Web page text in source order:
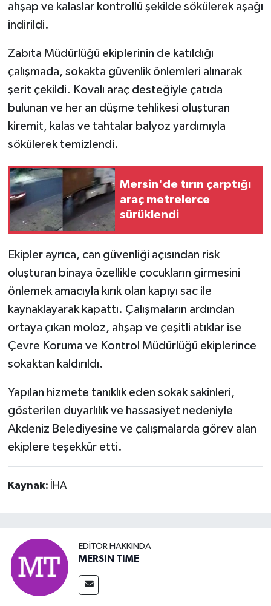
ahşap ve kalaslar kontrollü şekilde sökülerek aşağı
indirildi.
Zabıta Müdürlüğü ekiplerinin de katıldığı
çalışmada, sokakta güvenlik önlemleri alınarak
şerit çekildi. Kovalı araç desteğiyle çatıda
bulunan ve her an düşme tehlikesi oluşturan
kiremit, kalas ve tahtalar balyoz yardımıyla
sökülerek temizlendi.
Mersin'de tırın çarptığı
araç metrelerce
sürüklendi
Ekipler ayrıca, can güvenliği açısından risk
oluşturan binaya özellikle çocukların girmesini
önlemek amacıyla kırık olan kapıyı sac ile
kaynaklayarak kapattı. Çalışmaların ardından
ortaya çıkan moloz, ahşap ve çeşitli atıklar ise
Çevre Koruma ve Kontrol Müdürlüğü ekiplerince
sokaktan kaldırıldı.
Yapılan hizmete tanıklık eden sokak sakinleri,
gösterilen duyarlılık ve hassasiyet nedeniyle
Akdeniz Belediyesine ve çalışmalarda görev alan
ekiplere teşekkür etti.
Kaynak: İHA
EDITÖR HAKKINDA
MERSIN TIME